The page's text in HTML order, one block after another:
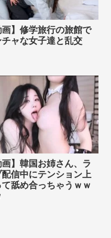
画】修学旅行の旅館で
チャな女子達と乱交
画】韓国お姉さん、ラ
配信中にテンション上
舐め合っちゃうｗｗ